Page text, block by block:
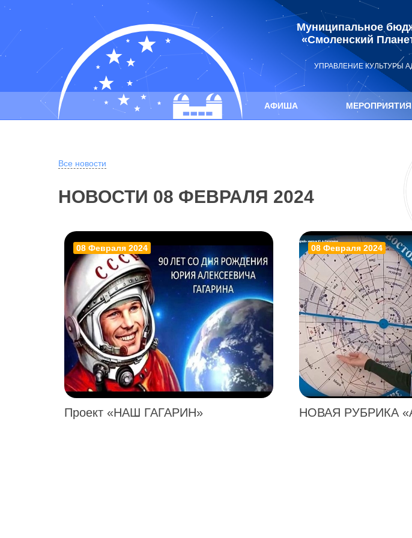
Муниципальное
«Смоленский
УПРАВЛЕНИЕ КУЛЬТУРЫ
АФИША МЕРОПРИЯТИЯ
Все новости
НОВОСТИ 08 ФЕВРАЛЯ 2024
08 Февраля 2024
Проект «НАШ ГАГАРИН»
08 Февраля 2024
НОВАЯ РУБРИКА